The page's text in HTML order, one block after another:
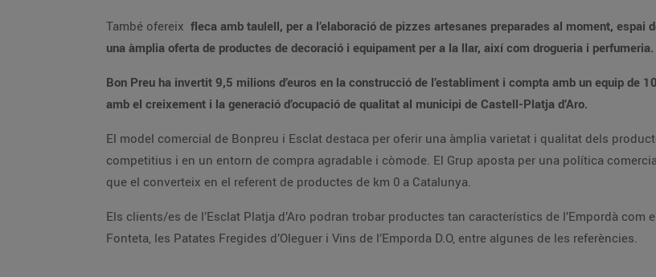
També ofereix fleca amb taulell, per a l’elaboració de pizzes artesanes preparades al moment, espai de sushi, parafarmàcia, zona de jocs per als més petits/es,
una àmplia oferta de productes de decoració i equipament per a la llar, així com drogueria i perfumeria.
Bon Preu ha invertit 9,5 milions d’euros en la construcció de l’establiment i compta amb un equip de 101 professionals, fet que representa el compromís del Grup
amb el creixement i la generació d’ocupació de qualitat al municipi de Castell-Platja d’Aro.
El model comercial de Bonpreu i Esclat destaca per oferir una àmplia varietat i qualitat dels productes, una excel·lent atenció al client, amb preus molt
competitius i en un entorn de compra agradable i còmode. El Grup aposta per una política comercial de proximitat i promou el producte local de qualitat, fet
que el converteix en el referent de productes de km 0 a Catalunya.
Els clients/es de l’Esclat Platja d’Aro podran trobar productes tan característics de l’Empordà com els Sucs Mooma, el cafè ROURA, el Recuit de Drap de
Fonteta, les Patates Fregides d’Oleguer i Vins de l’Emporda D.O, entre algunes de les referències.